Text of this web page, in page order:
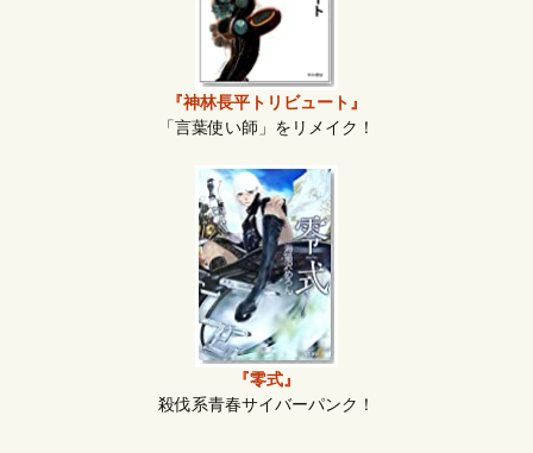
『神林長平トリビュート』
「言葉使い師」をリメイク！
『零式』
殺伐系青春サイバーパンク！